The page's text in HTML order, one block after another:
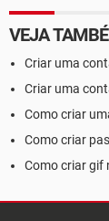
VEJA
Criar uma
Criar uma
Como criar
Como criar
Como criar gif